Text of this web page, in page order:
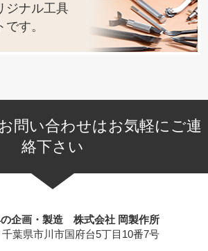
ジナル工具
す。
問い合わせはお気軽にご連
絡下さい
の企画・製造 株式会社 岡製作所
千葉県市川市国府台5丁目10番7号